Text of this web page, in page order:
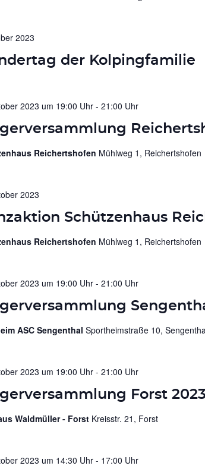
der Kolpingfamilie
2023
2023 um 19:00 Uhr- 21:00 Uhr
Reichertshofen Mühlweg 1, Reichertshofen
Schützenhaus
2023
Reichertshofen Mühlweg 1, Reichertshofen
2023 um 19:00 Uhr- 21:00 Uhr
ASC Sengenthal Sportheimstraße 10,
Forst 2023
2023 um 19:00 Uhr- 21:00 Uhr
Waldmüller - Forst Kreisstr. 21, Forst
2023 um 14:30 Uhr- 17:00 Uhr